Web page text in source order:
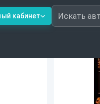
кабинет Искать